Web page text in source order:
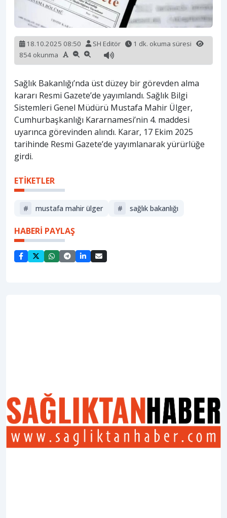
18.10.2025 08:50 SH Editör
1 dk. okuma süresi
854 okunma
Sağlık Bakanlığı’nda üst düzey bir görevden alma
kararı Resmi Gazete’de yayımlandı. Sağlık Bilgi
Sistemleri Genel Müdürü Mustafa Mahir Ülger,
Cumhurbaşkanlığı Kararnamesi’nin 4. maddesi
uyarınca görevinden alındı. Karar, 17 Ekim 2025
tarihinde Resmi Gazete’de yayımlanarak yürürlüğe
girdi.
ETİKETLER
# mustafa mahir ülger # sağlik bakanliği
HABERİ PAYLAŞ